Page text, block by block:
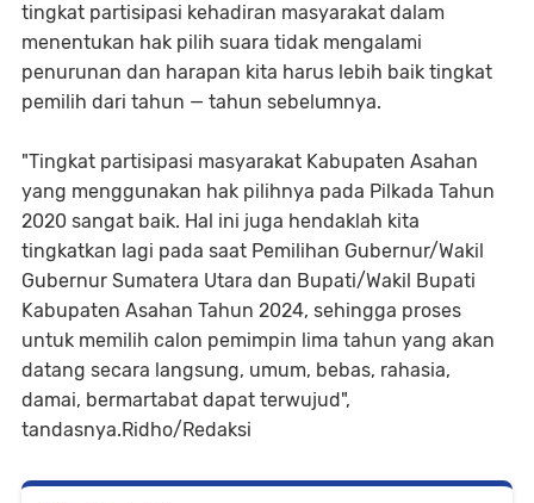
tingkat partisipasi kehadiran masyarakat dalam
menentukan hak pilih suara tidak mengalami
penurunan dan harapan kita harus lebih baik tingkat
pemilih dari tahun — tahun sebelumnya.
"Tingkat partisipasi masyarakat Kabupaten Asahan
yang menggunakan hak pilihnya pada Pilkada Tahun
2020 sangat baik. Hal ini juga hendaklah kita
tingkatkan lagi pada saat Pemilihan Gubernur/Wakil
Gubernur Sumatera Utara dan Bupati/Wakil Bupati
Kabupaten Asahan Tahun 2024, sehingga proses
untuk memilih calon pemimpin lima tahun yang akan
datang secara langsung, umum, bebas, rahasia,
damai, bermartabat dapat terwujud",
tandasnya.Ridho/Redaksi